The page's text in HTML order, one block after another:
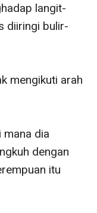
langit-
diiringi bulir-
mengikuti arah
mana dia
dengan
itu